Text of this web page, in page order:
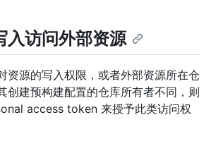
入访问外部资源
资源的写入权限，或者外部资源所在仓
创建预构建配置的仓库所有者不同，则
access token 来授予此类访问权